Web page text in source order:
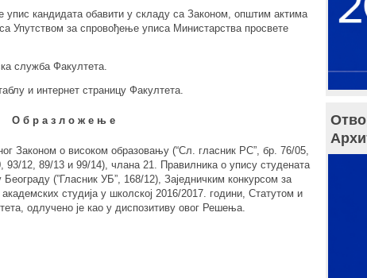
упис кандидата обавити у складу са Законом, општим актима
Упутством за спровођење уписа Министарства просвете
служба Факултета.
и интернет страницу Факултета.
О б р а з л о ж е њ е
Законом о високом образовању (“Сл. гласник РС”, бр. 76/05,
93/12, 89/13 и 99/14), члана 21. Правилника о упису студената
Београду (”Гласник УБ”, 168/12), Заједничким конкурсом за
студија у школској 2016/2017. години, Статутом и
одлучено је као у диспозитиву овог Решења.